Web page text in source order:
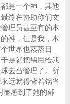
是一个神，其他
终在协助你们文
理员甚至有的本
神，但是我，本
世界也蒸蒸日
是就把锅甩给我
去当管理了。所
远就得背着锅当
显感到了她的郁